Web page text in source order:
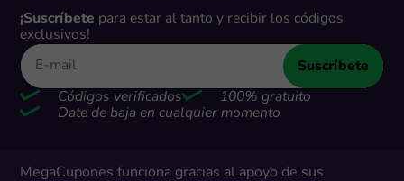
¡Suscríbete para estar al tanto y recibir los códigos
exclusivos!
Suscríbete
Códigos verificados
100% gratuito
Date de baja en cualquier momento
MegaCupones funciona gracias al apoyo de sus